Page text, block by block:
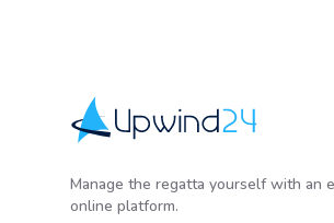
Manage the regatta yourself with an
online platform.